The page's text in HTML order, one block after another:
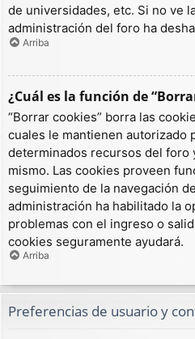
de universidades, etc. Si no ve
administración del foro ha
Arriba
¿Cuál es la función de
“Borrar cookies” borra las
cuales le mantienen autorizado
determinados recursos del foro
mismo. Las cookies proveen
seguimiento de la navegación
administración ha habilitado la
problemas con el ingreso o
cookies seguramente ayudará.
Arriba
Preferencias de usuario y